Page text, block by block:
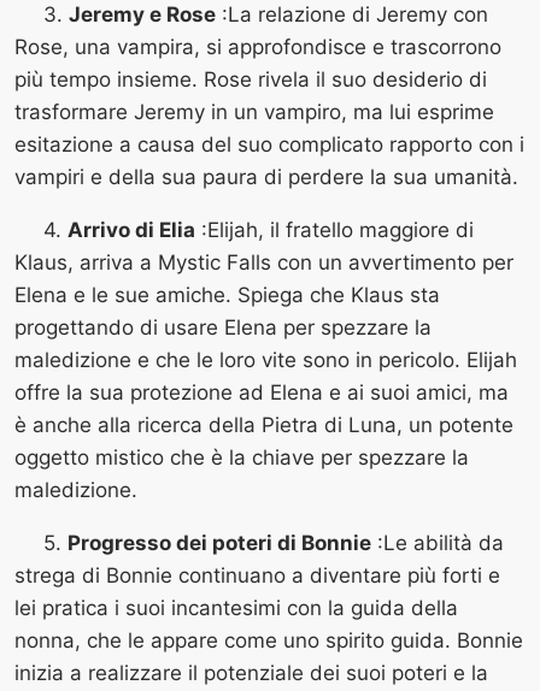
3. Jeremy e Rose :La relazione di Jeremy con
Rose, una vampira, si approfondisce e trascorrono
più tempo insieme. Rose rivela il suo desiderio di
trasformare Jeremy in un vampiro, ma lui esprime
esitazione a causa del suo complicato rapporto con i
vampiri e della sua paura di perdere la sua umanità.
4. Arrivo di Elia :Elijah, il fratello maggiore di
Klaus, arriva a Mystic Falls con un avvertimento per
Elena e le sue amiche. Spiega che Klaus sta
progettando di usare Elena per spezzare la
maledizione e che le loro vite sono in pericolo. Elijah
offre la sua protezione ad Elena e ai suoi amici, ma
è anche alla ricerca della Pietra di Luna, un potente
oggetto mistico che è la chiave per spezzare la
maledizione.
5. Progresso dei poteri di Bonnie :Le abilità da
strega di Bonnie continuano a diventare più forti e
lei pratica i suoi incantesimi con la guida della
nonna, che le appare come uno spirito guida. Bonnie
inizia a realizzare il potenziale dei suoi poteri e la